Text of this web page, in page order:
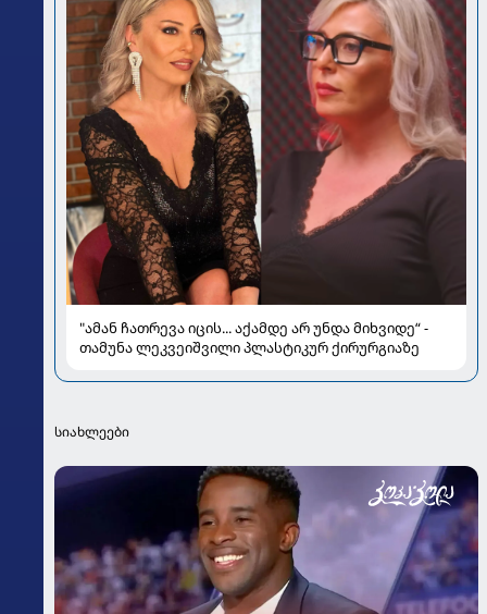
"ამან ჩათრევა იცის... აქამდე არ უნდა მიხვიდე“ -
თამუნა ლეკვეიშვილი პლასტიკურ ქირურგიაზე
სიახლეები